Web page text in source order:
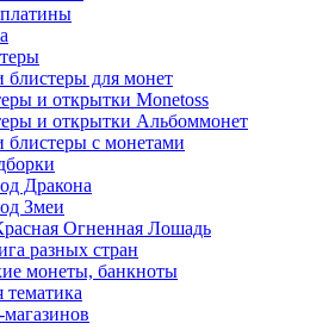
для монет
и открытки Monetoss
и открытки Альбоммонет
с монетами
Дракона
Змеи
Огненная Лошадь
разных стран
монеты, банкноты
тематика